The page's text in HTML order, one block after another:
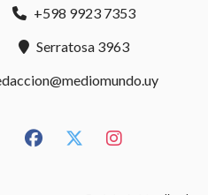
+598 9923 7353
Serratosa 3963